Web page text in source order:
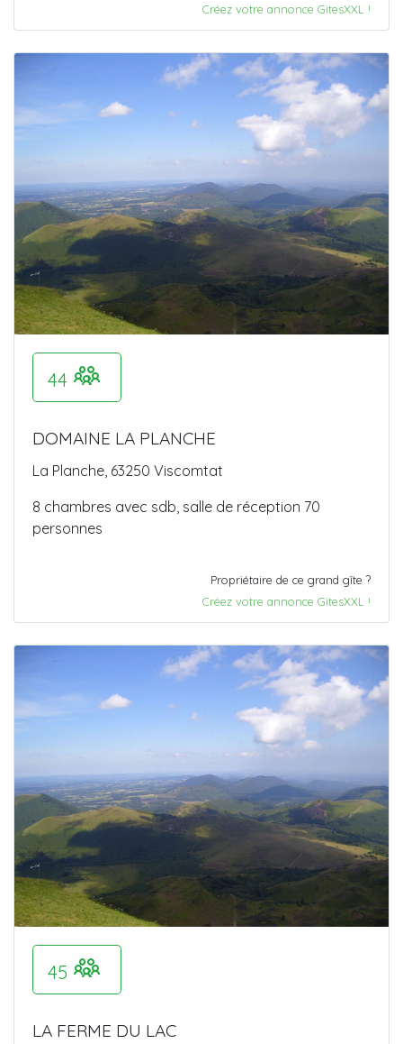
Créez votre annonce GitesXXL !
44
DOMAINE LA PLANCHE
La Planche, 63250 Viscomtat
8 chambres avec sdb, salle de réception 70
personnes
Propriétaire de ce grand gîte ?
Créez votre annonce GitesXXL !
45
LA FERME DU LAC